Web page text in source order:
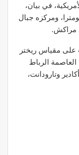
في بيان،
المغرب وقع على عمق 18.5 كيلومترا، ومركزه جبال
زلزال بقوة 7 درجات على مقياس ريختر
الرباط
وتارودانت،